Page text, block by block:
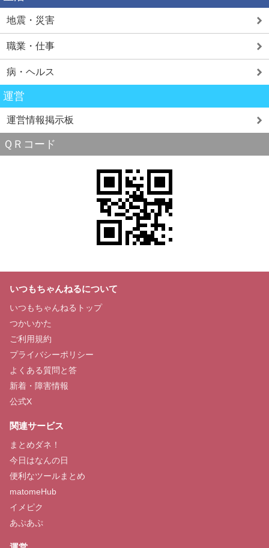
地震・災害
職業・仕事
病・ヘルス
運営
運営情報掲示板
ＱＲコード
いつもちゃんねるについて
いつもちゃんねるトップ
つかいかた
ご利用規約
プライバシーポリシー
よくある質問と答
新着・障害情報
公式X
関連サービス
まとめダネ！
今日はなんの日
便利なツールまとめ
matomeHub
イメピク
あぷあぷ